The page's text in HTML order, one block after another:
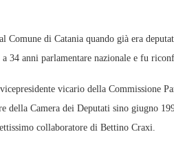
Comune di Catania quando già era
34 anni parlamentare nazionale e fu
vicario della Commissione
della Camera dei Deputati sino giugno
collaboratore di Bettino Craxi.